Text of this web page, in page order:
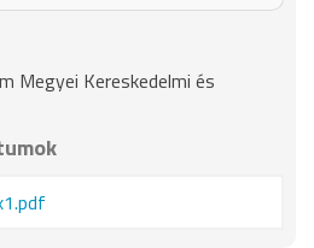
Megyei Kereskedelmi és